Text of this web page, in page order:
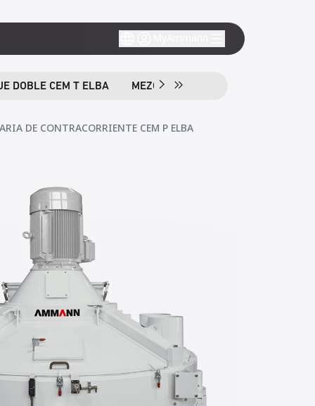
DOBLE CEM T ELBA MEZCLADORA FORZADA DE
DE CONTRACORRIENTE CEM P ELBA